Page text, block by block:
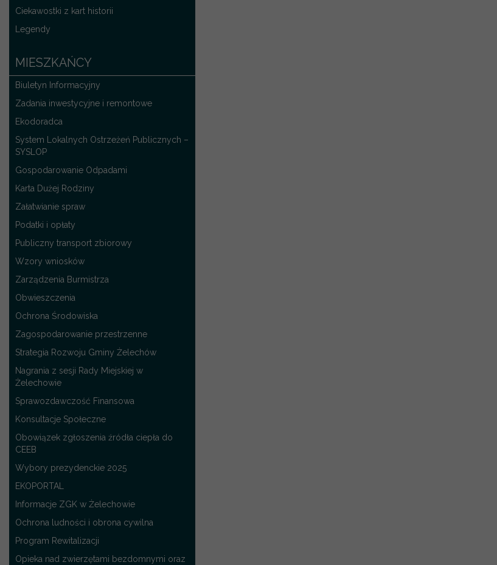
Ciekawostki z kart historii
Legendy
MIESZKAŃCY
Biuletyn Informacyjny
Zadania inwestycyjne i remontowe
Ekodoradca
System Lokalnych Ostrzeżeń Publicznych –
SYSLOP
Gospodarowanie Odpadami
Karta Dużej Rodziny
Załatwianie spraw
Podatki i opłaty
Publiczny transport zbiorowy
Wzory wniosków
Zarządzenia Burmistrza
Obwieszczenia
Ochrona Środowiska
Zagospodarowanie przestrzenne
Strategia Rozwoju Gminy Żelechów
Nagrania z sesji Rady Miejskiej w
Żelechowie
Sprawozdawczość Finansowa
Konsultacje Społeczne
Obowiązek zgłoszenia źródła ciepła do
CEEB
Wybory prezydenckie 2025
EKOPORTAL
Informacje ZGK w Żelechowie
Ochrona ludności i obrona cywilna
Program Rewitalizacji
Opieka nad zwierzętami bezdomnymi oraz